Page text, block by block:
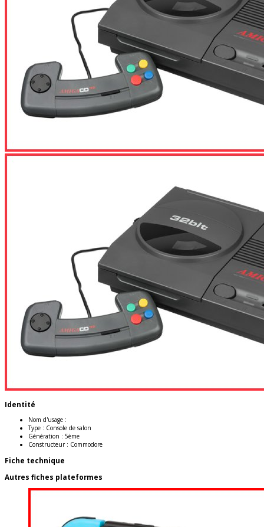
Identité
Nom d'usage :
Type : Console de salon
Génération : 5ème
Constructeur : Commodore
Fiche technique
Autres fiches plateformes